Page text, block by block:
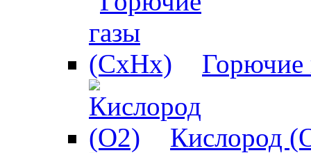
Горючие
Кислород